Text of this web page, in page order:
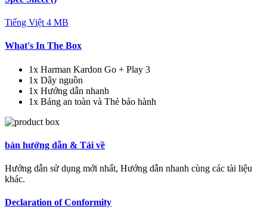
Tiếng Việt 4 MB
What's In The Box
1x Harman Kardon Go + Play 3
1x Dây nguồn
1x Hướng dẫn nhanh
1x Bảng an toàn và Thẻ bảo hành
bản hướng dẫn & Tải về
Hướng dẫn sử dụng mới nhất, Hướng dẫn nhanh cùng các tài liệu
khác.
Declaration of Conformity